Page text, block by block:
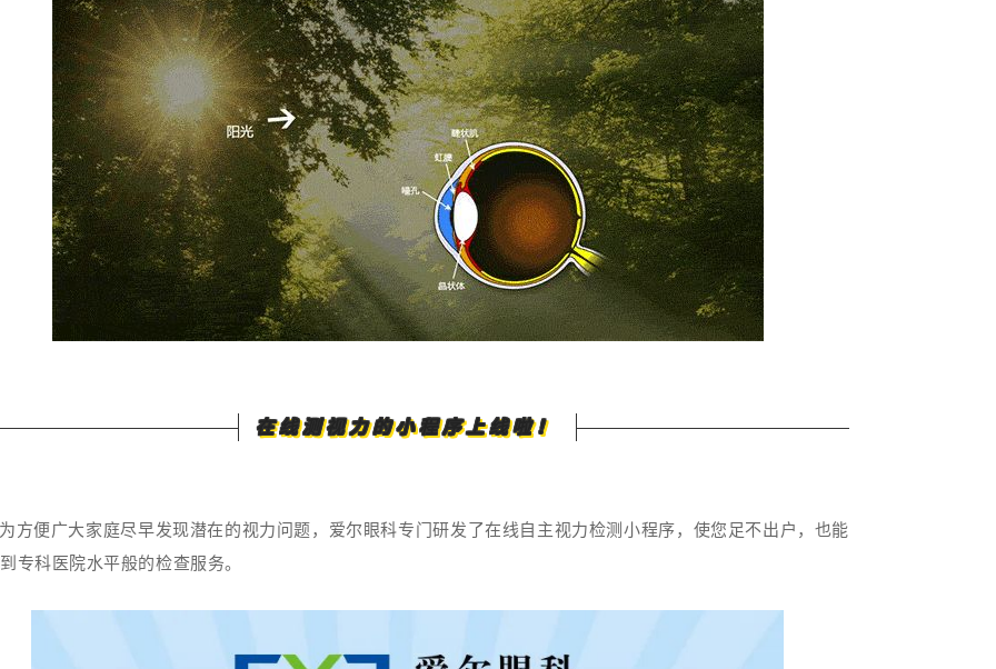
在线测视力的小程序上线啦！
为方便广大家庭尽早发现潜在的视力问题，爱尔眼科专门研发了在线自主视力检测小程序，使您足不出户，也能
专科医院水平般的检查服务。